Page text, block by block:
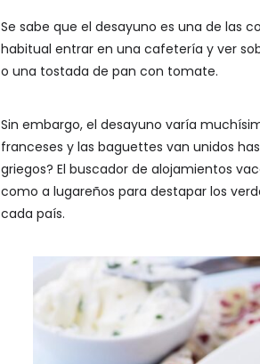
Se sabe que el desayuno es una de las
habitual entrar en una cafetería y ver
o una tostada de pan con tomate.
Sin embargo, el desayuno varía
franceses y las baguettes van unidos
griegos? El buscador de alojamientos
como a lugareños para destapar los
cada país.